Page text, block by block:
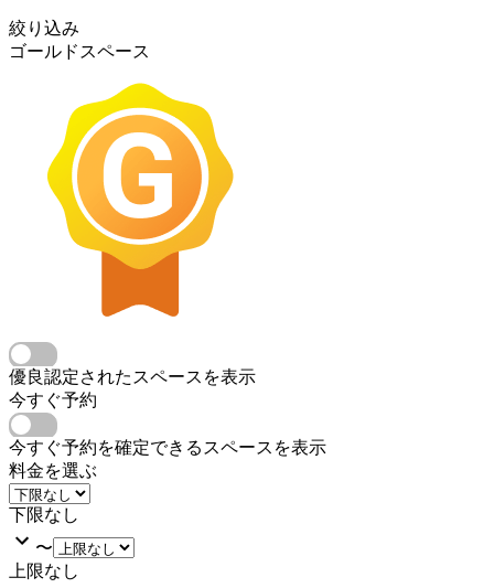
絞り込み
ゴールドスペース
優良認定されたスペースを表示
今すぐ予約
今すぐ予約を確定できるスペースを表示
料金を選ぶ
下限なし
〜
上限なし